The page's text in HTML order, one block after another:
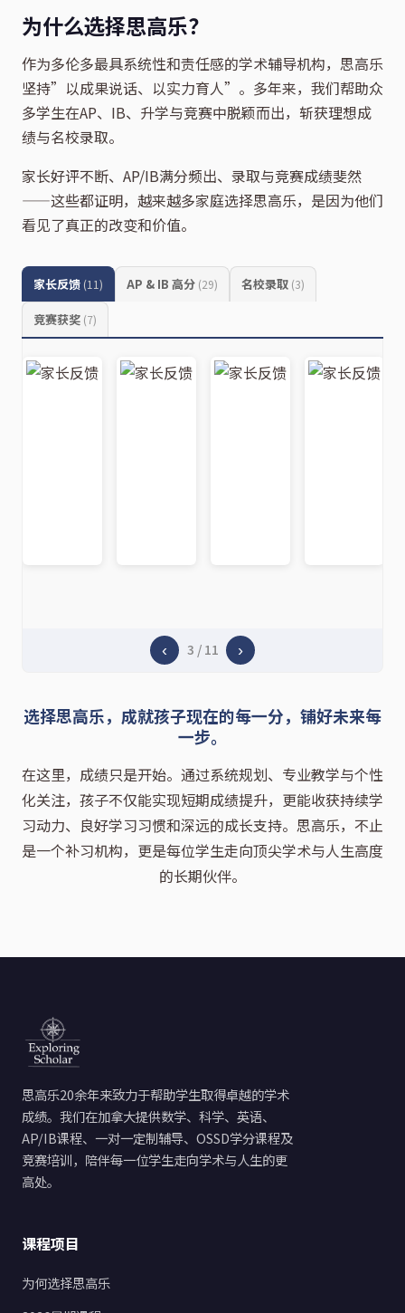
为什么选择思高乐？
作为多伦多最具系统性和责任感的学术辅导机构，思高乐
坚持”以成果说话、以实力育人”。多年来，我们帮助众
多学生在AP、IB、升学与竞赛中脱颖而出，斩获理想成
绩与名校录取。
家长好评不断、AP/IB满分频出、录取与竞赛成绩斐然
——这些都证明，越来越多家庭选择思高乐，是因为他们
看见了真正的改变和价值。
家长反馈 (11) AP & IB 高分 (29) 名校录取 (3)
竞赛获奖 (7)
‹ 3 / 11 ›
选择思高乐，成就孩子现在的每一分，铺好未来每
一步。
在这里，成绩只是开始。通过系统规划、专业教学与个性
化关注，孩子不仅能实现短期成绩提升，更能收获持续学
习动力、良好学习习惯和深远的成长支持。思高乐，不止
是一个补习机构，更是每位学生走向顶尖学术与人生高度
的长期伙伴。
思高乐20余年来致力于帮助学生取得卓越的学术
成绩。我们在加拿大提供数学、科学、英语、
AP/IB课程、一对一定制辅导、OSSD学分课程及
竞赛培训，陪伴每一位学生走向学术与人生的更
高处。
课程项目
为何选择思高乐